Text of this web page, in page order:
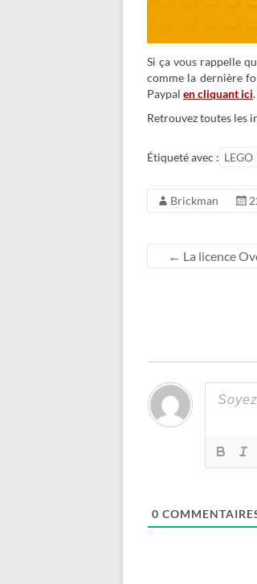
Si ça vous rappelle
comme la dernière
Paypal en cliquant ici
Retrouvez toutes les
Étiqueté avec : LEGO
Brickman
← La licence
0